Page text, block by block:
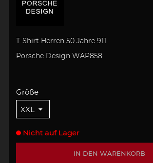
T-Shirt Herren 50 Jahre 911
Porsche Design WAP858
Größe
IN DEN WARENKORB
Nicht auf Lager